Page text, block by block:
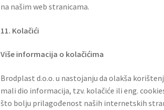
na našim web stranicama.
11. Kolačići
Više informacija o kolačićima
Brodplast d.o.o. u nastojanju da olakša
mali dio informacija, tzv. kolačiće ili eng.
što bolju prilagođenost naših internetskih